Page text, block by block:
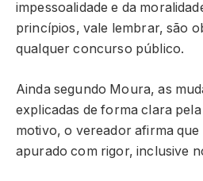
impessoalidade e da
princípios, vale lembrar, são
qualquer concurso público.
Ainda segundo Moura, as
explicadas de forma clara
motivo, o vereador afirma
apurado com rigor, inclusive